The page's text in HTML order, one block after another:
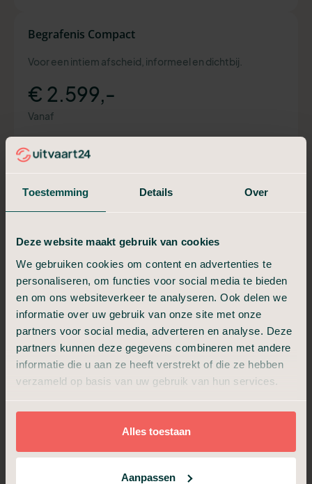
Toestemming Details Over
Deze website maakt gebruik van cookies
We gebruiken cookies om content en advertenties te
personaliseren, om functies voor social media te bieden
en om ons websiteverkeer te analyseren. Ook delen we
informatie over uw gebruik van onze site met onze
partners voor social media, adverteren en analyse. Deze
partners kunnen deze gegevens combineren met andere
informatie die u aan ze heeft verstrekt of die ze hebben
verzameld op basis van uw gebruik van hun services.
Alles toestaan
Aanpassen
Begrafenis Compact
Voor een intiem afscheid, informeel en dichtbij.
€ 2.599,-
Vanaf
Alles van In Stilte, plus:
Uitvaartkist met eikenfolie
Plan een adviesgesprek
Begrafenis Compleet
Van a tot z verzorgd, met samenzijn en condoleance.
€ 3.499,-
Ondersteuning uitvaartverzorger
Begeleiding afscheidsdienst (30 min)